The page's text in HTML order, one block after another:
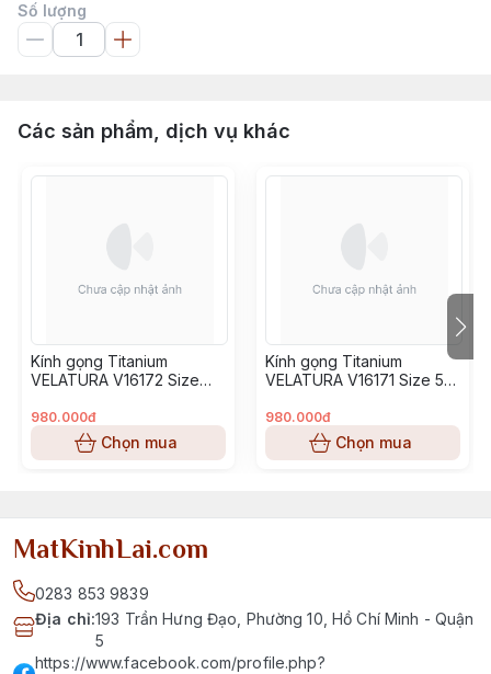
Số lượng
Các sản phẩm, dịch vụ khác
Kính gọng Titanium
VELATURA V16172 Size
980.000đ
Chọn mua
Kính gọng Titanium
VELATURA V16171 Size 53-
980.000đ
Chọn mua
MatKinhLai.com
0283 853 9839
Địa chỉ:193 Trần Hưng Đạo, Phường 10, Hồ Chí Minh - Quận
5
https://www.facebook.com/profile.php?